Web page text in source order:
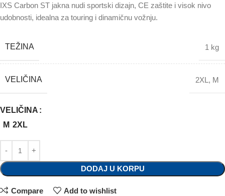
IXS Carbon ST jakna nudi sportski dizajn, CE zaštite i visok nivo
udobnosti, idealna za touring i dinamičnu vožnju.
TEŽINA 1 kg
VELIČINA 2XL , M
VELIČINA
M 2XL
DODAJ U KORPU
Compare Add to wishlist